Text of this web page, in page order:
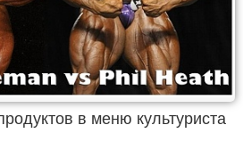
в меню культуриста